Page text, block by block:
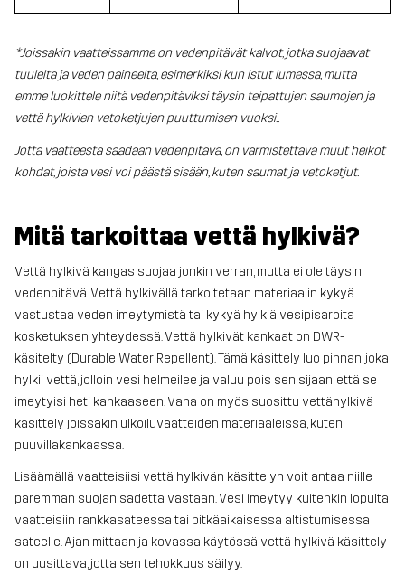
*Joissakin vaatteissamme on vedenpitävät kalvot, jotka suojaavat
tuulelta ja veden paineelta, esimerkiksi kun istut lumessa, mutta
emme luokittele niitä vedenpitäviksi täysin teipattujen saumojen ja
vettä hylkivien vetoketjujen puuttumisen vuoksi..
Jotta vaatteesta saadaan vedenpitävä, on varmistettava muut heikot
kohdat, joista vesi voi päästä sisään, kuten saumat ja vetoketjut.
Mitä tarkoittaa vettä hylkivä?
Vettä hylkivä kangas suojaa jonkin verran, mutta ei ole täysin
vedenpitävä. Vettä hylkivällä tarkoitetaan materiaalin kykyä
vastustaa veden imeytymistä tai kykyä hylkiä vesipisaroita
kosketuksen yhteydessä.Vettä hylkivät kankaat on DWR-
käsitelty (Durable Water Repellent). Tämä käsittely luo pinnan, joka
hylkii vettä, jolloin vesi helmeilee ja valuu pois sen sijaan, että se
imeytyisi heti kankaaseen. Vaha on myös suosittu vettähylkivä
käsittely joissakin ulkoiluvaatteiden materiaaleissa, kuten
puuvillakankaassa.
Lisäämällä vaatteisiisi vettä hylkivän käsittelyn voit antaa niille
paremman suojan sadetta vastaan. Vesi imeytyy kuitenkin lopulta
vaatteisiin rankkasateessa tai pitkäaikaisessa altistumisessa
sateelle. Ajan mittaan ja kovassa käytössä vettä hylkivä käsittely
on uusittava, jotta sen tehokkuus säilyy.